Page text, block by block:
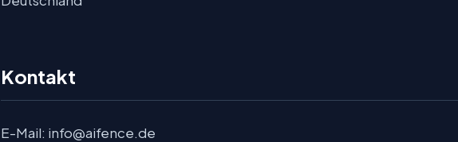
Kontakt
E-Mail: info@aifence.de